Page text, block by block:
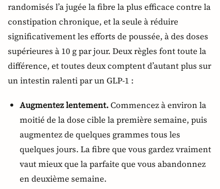
randomisés l’a jugée la fibre la plus efficace contre la
constipation chronique, et la seule à réduire
significativement les efforts de poussée, à des doses
supérieures à 10 g par jour. Deux règles font toute la
différence, et toutes deux comptent d’autant plus sur
un intestin ralenti par un GLP-1 :
Augmentez lentement.Commencez à environ la
moitié de la dose cible la première semaine, puis
augmentez de quelques grammes tous les
quelques jours. La fibre que vous gardez vraiment
vaut mieux que la parfaite que vous abandonnez
en deuxième semaine.